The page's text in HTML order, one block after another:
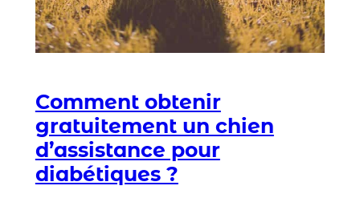
Comment obtenir
gratuitement un chien
d’assistance pour
diabétiques ?